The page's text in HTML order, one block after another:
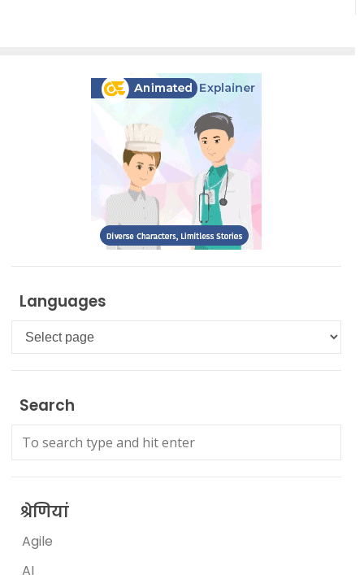
Languages
Languages
Search
श्रेणियां
Agile
AI